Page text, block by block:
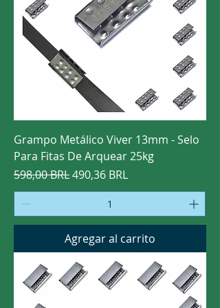
Grampo Metálico Viver 13mm - Selo
Para Fitas De Arquear 25kg
Precio
598,00 BRLPrecio de oferta
490,36 BRL
Agregar al carrito